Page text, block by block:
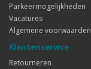
Parkeermogelijkheden
Vacatures
Algemene voorwaarden
Klantenservice
Retourneren